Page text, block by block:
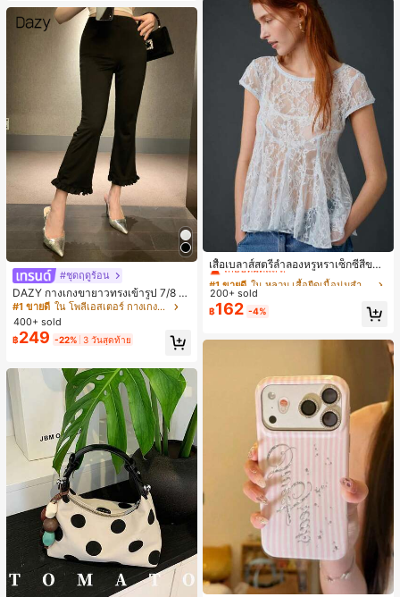
#ชุดฤดูร้อน
DAZY กางเกงขายาวทรงเข้ารูป 7/8 ส่
วนสำหรับผู้หญิง กางเกงลำลอง กางเกง
เดรสผู้หญิง
#1 ขายดี
ใน โพลีเอสเตอร์ กางเกงผู้หญิง
400+ sold
฿249 -22% 3 วันสุดท้าย
เสื้อเบลาส์สตรีลำลองหรูหราเซ็กซี่สีขาว
จับจีบลูกไม้เปิดหลังสำหรับฤดูร้อน
#1 ขายดี
เกือบหมดแล้ว!
#1 ขายดี
เกือบหมดแล้ว!
#1 ขายดี
เกือบหมดแล้ว!
#1 ขายดี
ใน หลวม เสื้อยืดเนื้อนุ่มสำหรับใส่ทุกวัน
200+ sold
฿162 -4%
#3 ขายดี ใน ลายทาง เคสโทรศัพท์